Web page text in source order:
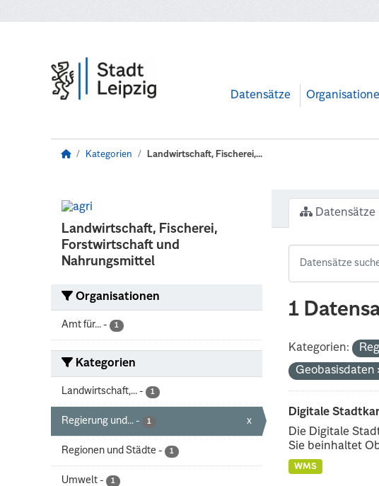
Datensätze
Kategorien Landwirtschaft, Fischerei,...
Landwirtschaft, Fischerei,
Forstwirtschaft und
Nahrungsmittel
Organisationen
Amt für... - 1
Kategorien
Landwirtschaft,... - 1
Regierung und... - 1 x
Regionen und Städte - 1
Umwelt - 1
Datensätze
1
Kategorien:
Geobasisdaten
Digitale
Die Digitale
Sie beinhaltet
WMS